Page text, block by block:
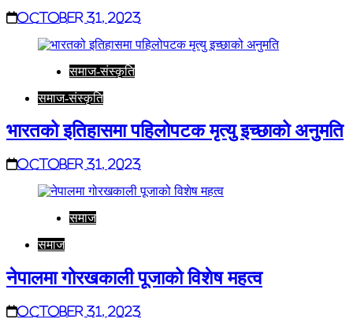
October 31, 2023
समाज-संस्कृति
समाज-संस्कृति
भारतको इतिहासमा पहिलोपटक मृत्यु इच्छाको अनुमति
October 31, 2023
समाज
समाज
नेपालमा गोरखकाली पूजाको विशेष महत्व
October 31, 2023